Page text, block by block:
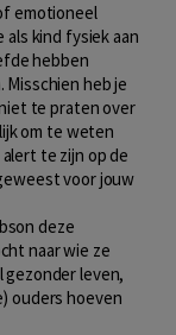
emotioneel
als kind fysiek aan
hebben
heb je
te praten over
om te weten
te zijn op de
voor jouw
deze
naar wie ze
gezonder leven,
ouders hoeven